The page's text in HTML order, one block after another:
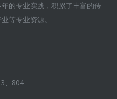
的专业实践，积累了丰富的传
等专业资源。
、804